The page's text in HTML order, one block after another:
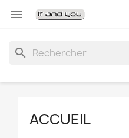

search
ACCUEIL